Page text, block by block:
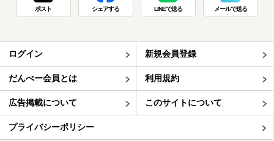
ポスト シェアする LINEで送る メールで送る
ログイン 新規会員登録
だんべー会員とは 利用規約
広告掲載について このサイトについて
プライバシーポリシー